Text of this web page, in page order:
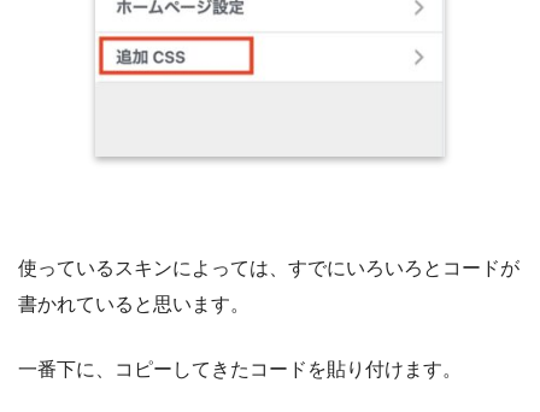
使っているスキンによっては、すでにいろいろとコードが
書かれていると思います。
一番下に、コピーしてきたコードを貼り付けます。